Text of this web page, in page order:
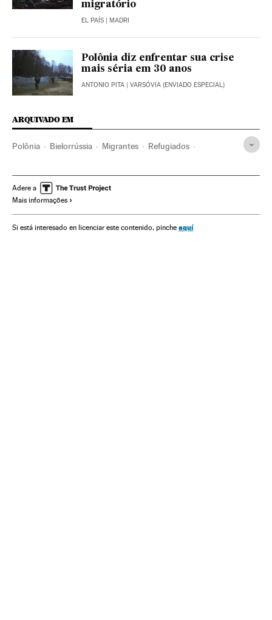
migratório
EL PAÍS | MADRI
Polônia diz enfrentar sua crise
mais séria em 30 anos
ANTONIO PITA | VARSÓVIA (ENVIADO ESPECIAL)
ARQUIVADO EM
Polônia Bielorrússia Migrantes Refugiados
Adere a
Mais informações
Si está interesado en licenciar este contenido, pinche aquí